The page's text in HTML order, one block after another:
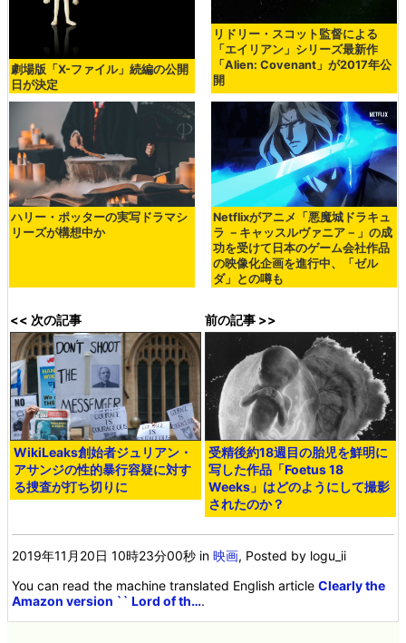
劇場版「X-ファイル」続編の公開
日が決定
リドリー・スコット監督による
「エイリアン」シリーズ最新作
「Alien: Covenant」が2017年公
開
ハリー・ポッターの実写ドラマシ
リーズが構想中か
Netflixがアニメ「悪魔城ドラキュ
ラ －キャッスルヴァニア－」の成
功を受けて日本のゲーム会社作品
の映像化企画を進行中、「ゼル
ダ」との噂も
<< 次の記事
WikiLeaks創始者ジュリアン・
アサンジの性的暴行容疑に対す
る捜査が打ち切りに
前の記事 >>
受精後約18週目の胎児を鮮明に
写した作品「Foetus 18
Weeks」はどのようにして撮影
されたのか？
2019年11月20日 10時23分00秒 in映画, Posted by logu_ii
You can read the machine translated English articleClearly the
Amazon version `` Lord of th….